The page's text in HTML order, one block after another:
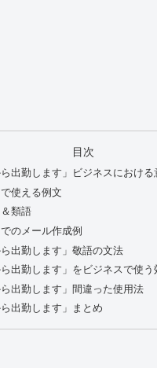
目次
ら出勤します」ビジネスにおける
使える例文
類語
のメール作成例
ら出勤します」敬語の文法
ら出勤します」をビジネスで使
ら出勤します」間違った使用法
ら出勤します」まとめ